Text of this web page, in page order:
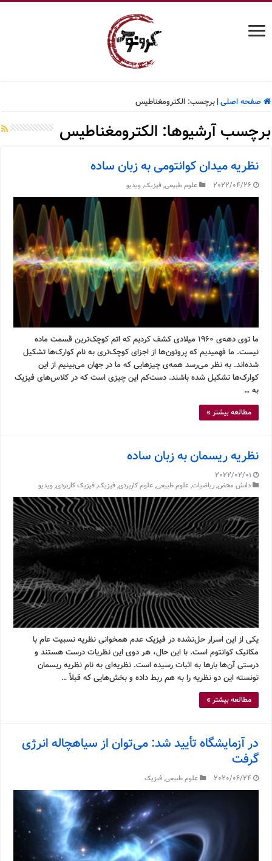
صفحه اصلی| برچسب:الکترومغناطیس
برچسب آرشیوها: الکترومغناطیس
نظریه میدان کوانتومی به زبان ساده
2022/04/26 علوم طبیعی,فیزیک,ویدیو
ما توی دهه‌ی ۱۹۶۰ میلادی کشف کردیم که اتم کوچک‌ترین قسمت ماده
نیست. ما فهمیدیم که پروتون‌ها از اجزای کوچک‌تری به نام کوارک‌ها تشکیل
شده‌اند. به نظر می‌رسد همه‌ی چیزهایی که ما در جهان می‌بینیم از این
کوارک‌ها تشکیل شده باشند. دست‌کم این چیزی است که در کلاس‌های فیزیک
به …
مطالعه بیشتر »
نظریه ریسمان به زبان ساده
2022/02/01
دانش محض,ریاضیات,علوم طبیعی,علوم کاربردی,فیزیک,فیزیک کاربردی,ویدیو
یکی از این اسرار حل‌نشده در فیزیک عدم همخوانی نظریه نسبیت عام با
مکانیک کوانتوم است. با این حال، هر دوی این نظریات درست هستند و
درستی آن‌ها بارها به اثبات رسیده است. نظریه‌ای به نام نظریه ریسمان
تونسته این دو نظریه را به هم ربط داده و بخش‌هایی که قبلاً …
مطالعه بیشتر »
در آزمایشگاه تأیید شد: می‌توان از سیاهچاله انرژی
گرفت
2020/06/24 علوم طبیعی,فیزیک